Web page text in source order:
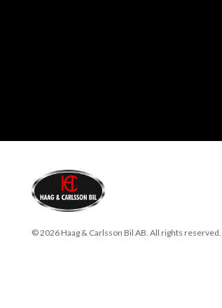
© 2026 Haag & Carlsson Bil AB. All rights reserved.